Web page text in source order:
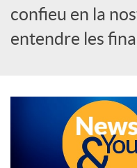
e
confieu en la
entendre les